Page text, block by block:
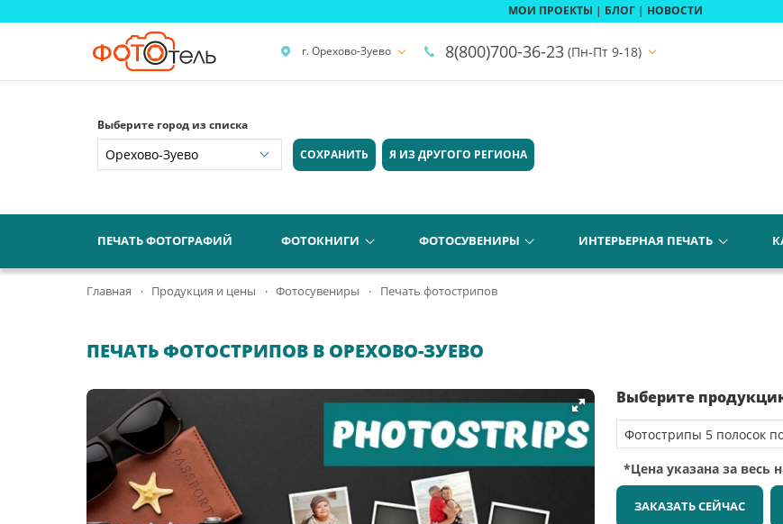
МОИ ПРОЕКТЫ | БЛОГ | НОВОСТИ
г. Орехово-Зуево 8(800)700-36-23 (Пн-Пт 9-18)
Выберите город из списка
СОХРАНИТЬ
Я ИЗ ДРУГОГО РЕГИОНА
ПЕЧАТЬ ФОТОГРАФИЙ ФОТОКНИГИ ФОТОСУВЕНИРЫ ИНТЕРЬЕРНАЯ ПЕЧАТЬ
Главная Продукция и цены Фотосувениры Печать фотострипов
ПЕЧАТЬ ФОТОСТРИПОВ В ОРЕХОВО-ЗУЕВО
Выберите
*Цена указана за весь
ЗАКАЗАТЬ СЕЙЧАС